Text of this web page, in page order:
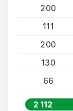
200
111
200
130
66
2 112